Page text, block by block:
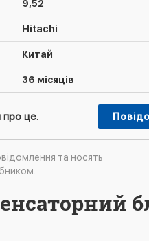
9,52
Hitachi
Китай
36 місяців
про це.
та носять